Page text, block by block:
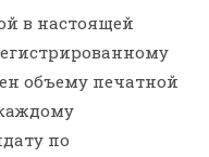
в настоящей
объему печатной
по